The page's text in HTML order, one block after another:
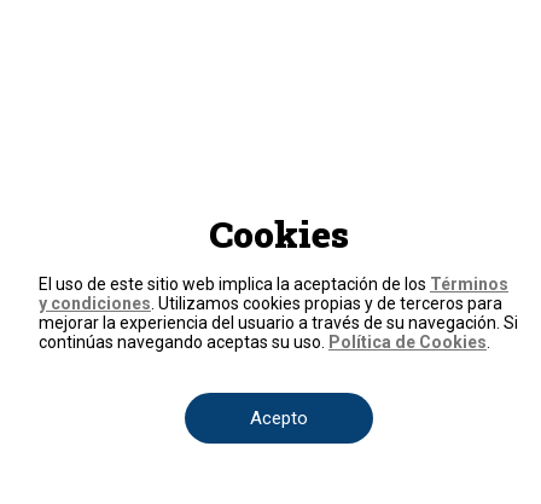
Cookies
El uso de este sitio web implica la aceptación de los Términos
y condiciones . Utilizamos cookies propias y de terceros para
mejorar la experiencia del usuario a través de su navegación. Si
continúas navegando aceptas su uso.
Política de Cookies
Acepto